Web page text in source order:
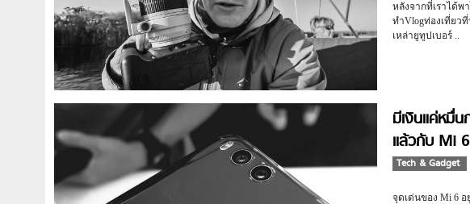
หลังจากที่เราได้พ
ทำVlogท่องเที่ยว
เหล่ายูทูปเบอร์ ..
มีเงินแค่หมื่
แล้วกับ Mi
Tech & Gadget
จุดเด่นของ Mi 6